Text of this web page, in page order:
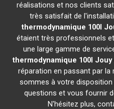
réalisations et nos clients
très satisfait de
thermodynamique 100l
étaient très professionnels
une large gamme de
thermodynamique 100l Jouy
réparation en passant par la
sommes à votre
questions et vous fournir
N'hésitez plus,